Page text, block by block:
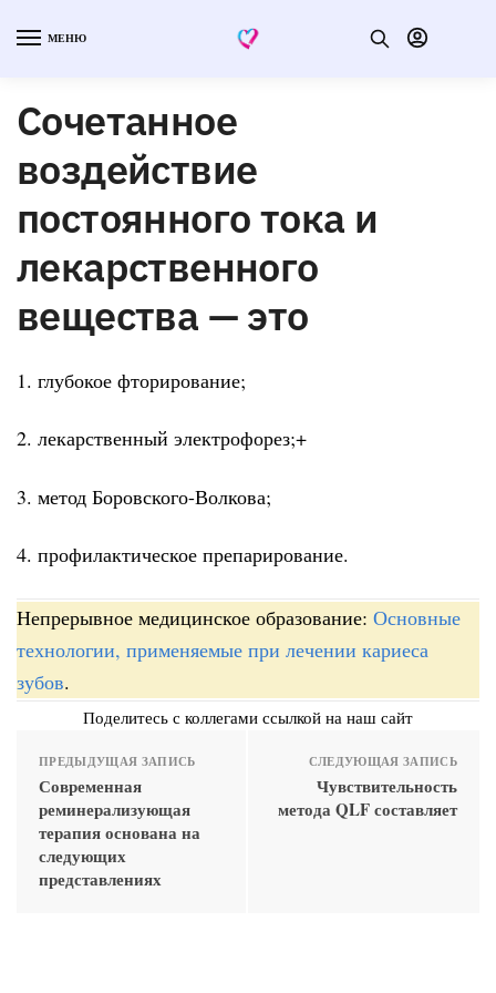
МЕНЮ
Сочетанное
воздействие
постоянного тока и
лекарственного
вещества — это
1. глубокое фторирование;
2. лекарственный электрофорез;+
3. метод Боровского-Волкова;
4. профилактическое препарирование.
Непрерывное медицинское образование: Основные
технологии, применяемые при лечении кариеса
зубов.
Поделитесь с коллегами ссылкой на наш сайт
ПРЕДЫДУЩАЯ ЗАПИСЬ
Современная
реминерализующая
терапия основана на
следующих
представлениях
СЛЕДУЮЩАЯ ЗАПИСЬ
Чувствительность
метода QLF составляет